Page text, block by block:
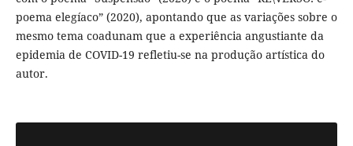
poema elegíaco” (2020), apontando que as variações sobre o
mesmo tema coadunam que a experiência angustiante da
epidemia de COVID-19 refletiu-se na produção artística do
autor.